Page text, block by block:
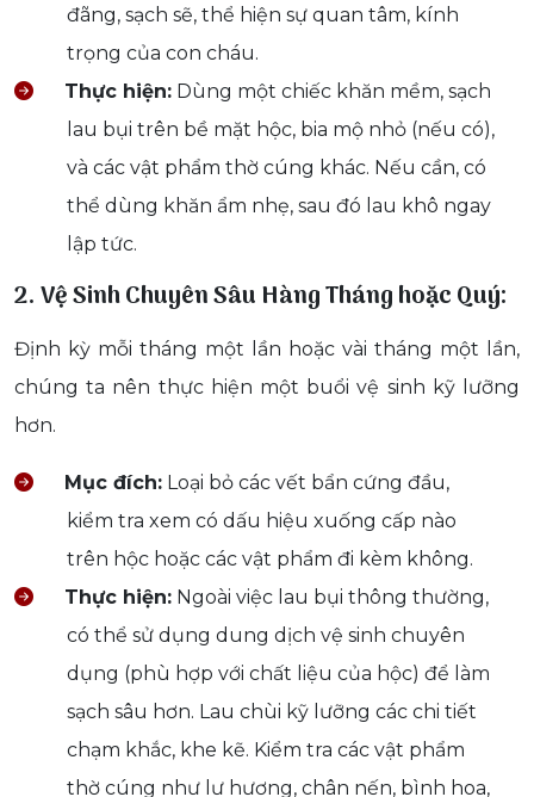
đãng, sạch sẽ, thể hiện sự quan tâm, kính
trọng của con cháu.
Thực hiện: Dùng một chiếc khăn mềm, sạch
lau bụi trên bề mặt hộc, bia mộ nhỏ (nếu có),
và các vật phẩm thờ cúng khác. Nếu cần, có
thể dùng khăn ẩm nhẹ, sau đó lau khô ngay
lập tức.
2. Vệ Sinh Chuyên Sâu Hàng Tháng hoặc Quý:
Định kỳ mỗi tháng một lần hoặc vài tháng một lần,
chúng ta nên thực hiện một buổi vệ sinh kỹ lưỡng
hơn.
Mục đích: Loại bỏ các vết bẩn cứng đầu,
kiểm tra xem có dấu hiệu xuống cấp nào
trên hộc hoặc các vật phẩm đi kèm không.
Thực hiện: Ngoài việc lau bụi thông thường,
có thể sử dụng dung dịch vệ sinh chuyên
dụng (phù hợp với chất liệu của hộc) để làm
sạch sâu hơn. Lau chùi kỹ lưỡng các chi tiết
chạm khắc, khe kẽ. Kiểm tra các vật phẩm
thờ cúng như lư hương, chân nến, bình hoa,